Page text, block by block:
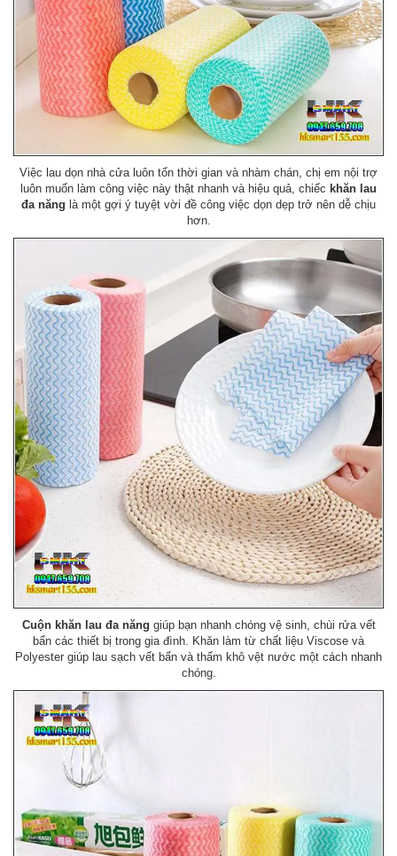
Việc lau dọn nhà cửa luôn tốn thời gian và nhàm chán, chị em nội trợ
luôn muốn làm công việc này thật nhanh và hiệu quả, chiếc khăn lau
đa năng là một gợi ý tuyệt vời đề công việc dọn dẹp trở nên dễ chịu
hơn.
Cuộn khăn lau đa năng giúp bạn nhanh chóng vệ sinh, chùi rửa vết
bẩn các thiết bị trong gia đình. Khăn làm từ chất liệu Viscose và
Polyester giúp lau sạch vết bẩn và thấm khô vệt nước một cách nhanh
chóng.